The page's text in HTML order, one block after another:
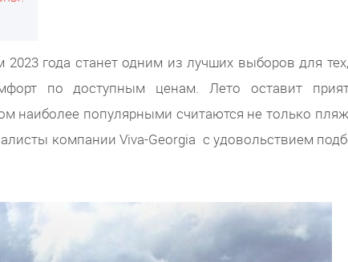
года станет одним из лучших выборов для
по доступным ценам. Лето оставит
наиболее популярными считаются не только
компании Viva-Georgia с удовольствием